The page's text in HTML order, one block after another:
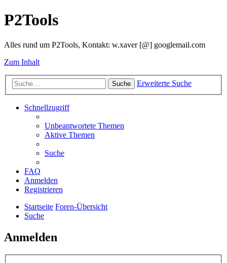
P2Tools
Alles rund um P2Tools, Kontakt: w.xaver [@] googlemail.com
Zum Inhalt
Suche Erweiterte Suche
Schnellzugriff
Unbeantwortete Themen
Aktive Themen
Suche
FAQ
Anmelden
Registrieren
Startseite Foren-Übersicht
Suche
Anmelden